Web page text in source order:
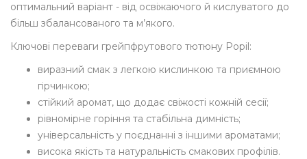
оптимальний варіант - від освіжаючого й кислуватого до
більш збалансованого та м’якого.
Ключові переваги грейпфрутового тютюну Popil:
виразний смак з легкою кислинкою та приємною
гірчинкою;
стійкий аромат, що додає свіжості кожній сесії;
рівномірне горіння та стабільна димність;
універсальність у поєднанні з іншими ароматами;
висока якість та натуральність смакових профілів.